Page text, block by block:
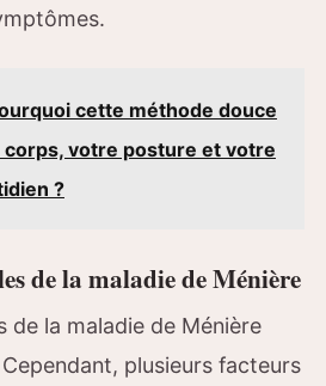
cette méthode douce
votre posture et votre
?
de la maladie de Ménière
de la maladie de Ménière
plusieurs facteurs